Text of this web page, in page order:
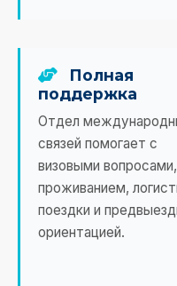
Полная
поддержка
Отдел
связей помогает с
визовыми вопросами,
проживанием,
поездки и
ориентацией.